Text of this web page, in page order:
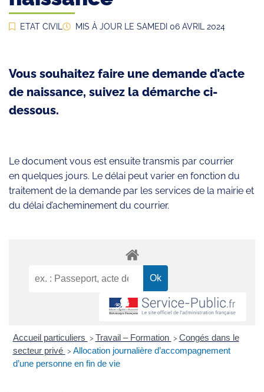
ETAT CIVIL MIS À JOUR LE SAMEDI 06 AVRIL 2024
Vous souhaitez faire une demande d’acte
de naissance, suivez la démarche ci-
dessous.
Le document vous est ensuite transmis par courrier
en quelques jours. Le délai peut varier en fonction du
traitement de la demande par les services de la mairie et
du délai d’acheminement du courrier.
Accueil particuliers > Travail – Formation > Congés dans le
secteur privé > Allocation journalière d’accompagnement
d’une personne en fin de vie